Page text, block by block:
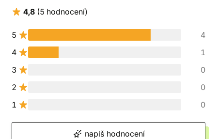
4,8 (5 hodnocení)
5
4
4
1
3
0
2
0
1
0
napiš hodnocení